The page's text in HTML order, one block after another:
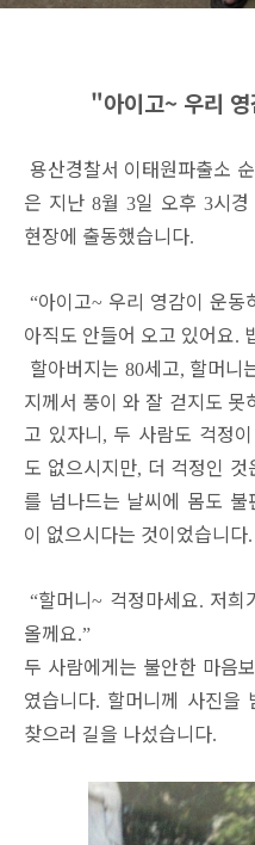
"아이고~ 우리
용산경찰서 이태원파출소
은 지난 8월 3일 오후 3시
현장에 출동했습니다.
“아이고~ 우리 영감이 운동
아직도 안들어 오고 있어요.
할아버지는 80세고, 할머니
지께서 풍이 와 잘 걷지도 못
고 있자니, 두 사람도 걱정
도 없으시지만, 더 걱정인 것
를 넘나드는 날씨에 몸도
이 없으시다는 것이었습니다.
“할머니~ 걱정마세요. 저희
올께요.”
두 사람에게는 불안한 마음
였습니다. 할머니께 사진을
찾으러 길을 나섰습니다.